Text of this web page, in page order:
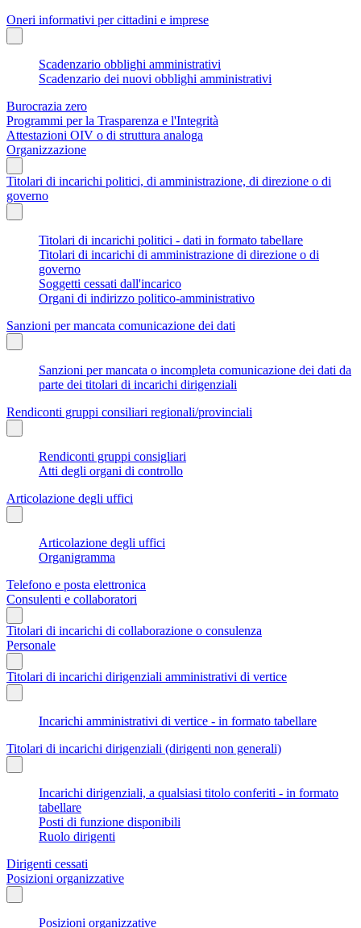
Oneri informativi per cittadini e imprese
Scadenzario obblighi amministrativi
Scadenzario dei nuovi obblighi amministrativi
Burocrazia zero
Programmi per la Trasparenza e l'Integrità
Attestazioni OIV o di struttura analoga
Organizzazione
Titolari di incarichi politici, di amministrazione, di direzione o di
governo
Titolari di incarichi politici - dati in formato tabellare
Titolari di incarichi di amministrazione di direzione o di
governo
Soggetti cessati dall'incarico
Organi di indirizzo politico-amministrativo
Sanzioni per mancata comunicazione dei dati
Sanzioni per mancata o incompleta comunicazione dei dati da
parte dei titolari di incarichi dirigenziali
Rendiconti gruppi consiliari regionali/provinciali
Rendiconti gruppi consigliari
Atti degli organi di controllo
Articolazione degli uffici
Articolazione degli uffici
Organigramma
Telefono e posta elettronica
Consulenti e collaboratori
Titolari di incarichi di collaborazione o consulenza
Personale
Titolari di incarichi dirigenziali amministrativi di vertice
Incarichi amministrativi di vertice - in formato tabellare
Titolari di incarichi dirigenziali (dirigenti non generali)
Incarichi dirigenziali, a qualsiasi titolo conferiti - in formato
tabellare
Posti di funzione disponibili
Ruolo dirigenti
Dirigenti cessati
Posizioni organizzative
Posizioni organizzative